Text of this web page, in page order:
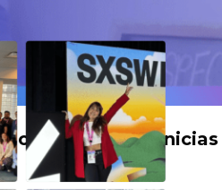
para Franquinicias